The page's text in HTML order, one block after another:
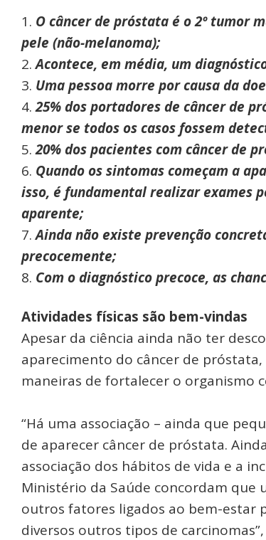
O câncer de próstata é o 2º tumor
pele (não-melanoma);
Acontece, em média, um
Uma pessoa morre por causa da
25% dos portadores de câncer de
menor se todos os casos fossem
20% dos pacientes com câncer de
Quando os sintomas começam a
isso, é fundamental realizar exames
aparente;
Ainda não existe prevenção
precocemente;
Com o diagnóstico precoce, as
Atividades físicas são bem-vindas
Apesar da ciência ainda não ter
aparecimento do câncer de
maneiras de fortalecer o organismo
“Há uma associação – ainda que
de aparecer câncer de próstata.
associação dos hábitos de vida e a
Ministério da Saúde concordam que
outros fatores ligados ao bem-estar
diversos outros tipos de